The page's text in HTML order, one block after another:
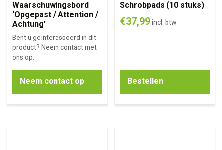
Waarschuwingsbord
‘Opgepast / Attention /
Achtung’
Bent u geïnteresseerd in dit
product? Neem contact met
ons op.
Neem contact op
Schrobpads (10 stuks)
€37,99 incl. btw
Bestellen